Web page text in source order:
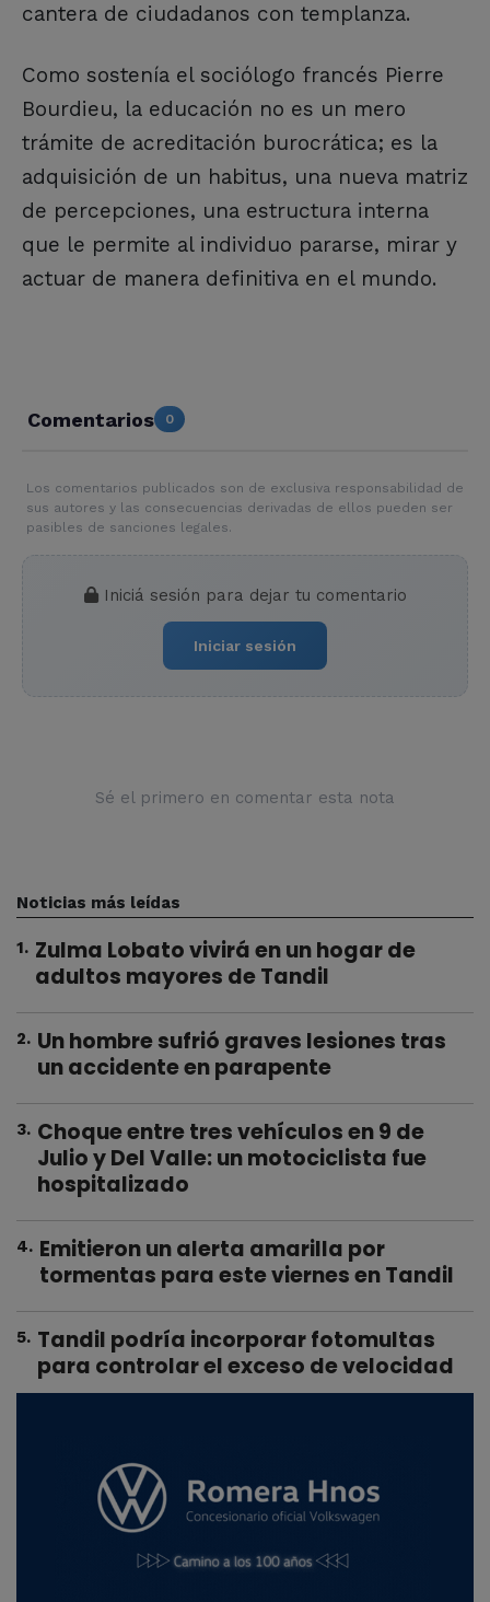
cantera de ciudadanos con templanza.
Como sostenía el sociólogo francés Pierre
Bourdieu, la educación no es un mero
trámite de acreditación burocrática; es la
adquisición de un habitus, una nueva matriz
de percepciones, una estructura interna
que le permite al individuo pararse, mirar y
actuar de manera definitiva en el mundo.
Comentarios 0
Los comentarios publicados son de exclusiva responsabilidad de
sus autores y las consecuencias derivadas de ellos pueden ser
pasibles de sanciones legales.
Iniciá sesión para dejar tu comentario
Iniciar sesión
Sé el primero en comentar esta nota
Noticias más leídas
1. Zulma Lobato vivirá en un hogar de
adultos mayores de Tandil
2. Un hombre sufrió graves lesiones tras
un accidente en parapente
3. Choque entre tres vehículos en 9 de
Julio y Del Valle: un motociclista fue
hospitalizado
4. Emitieron un alerta amarilla por
tormentas para este viernes en Tandil
5. Tandil podría incorporar fotomultas
para controlar el exceso de velocidad